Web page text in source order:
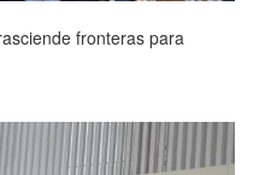
fronteras para